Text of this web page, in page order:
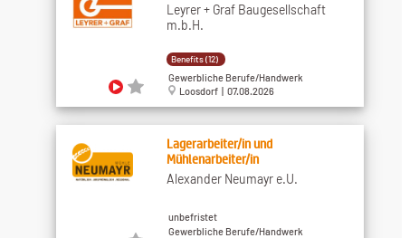
Leyrer + Graf Baugesellschaft
m.b.H.
Benefits (12)
Gewerbliche Berufe/Handwerk
Loosdorf | 07.08.2026
Lagerarbeiter/in und
Mühlenarbeiter/in
Alexander Neumayr e.U.
unbefristet
Gewerbliche Berufe/Handwerk